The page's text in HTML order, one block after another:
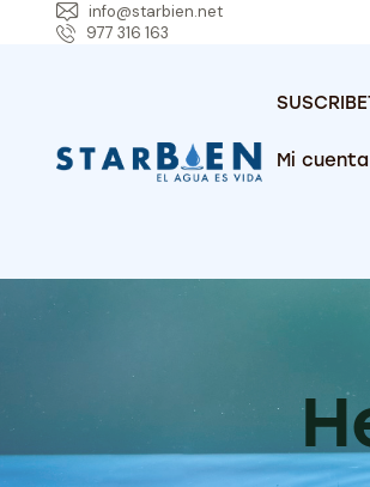
info@starbien.net
977 316 163
Mi cuenta